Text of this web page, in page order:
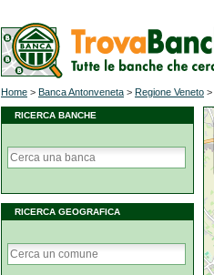
Home > Banca Antonveneta > Regione Veneto >
RICERCA BANCHE
RICERCA GEOGRAFICA